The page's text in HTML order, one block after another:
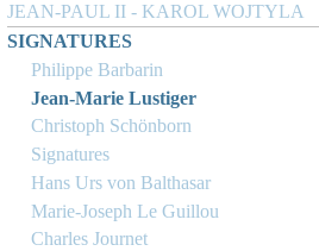
JEAN-PAUL II - KAROL WOJTYLA
SIGNATURES
Philippe Barbarin
Jean-Marie Lustiger
Christoph Schönborn
Signatures
Hans Urs von Balthasar
Marie-Joseph Le Guillou
Charles Journet